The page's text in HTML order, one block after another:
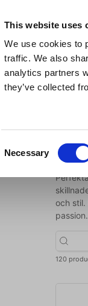
This website uses
We use cookies to
traffic. We also
analytics partners
they’ve collected
Necessary
behöver till ditt kök
Kok- och
och
passion.
120